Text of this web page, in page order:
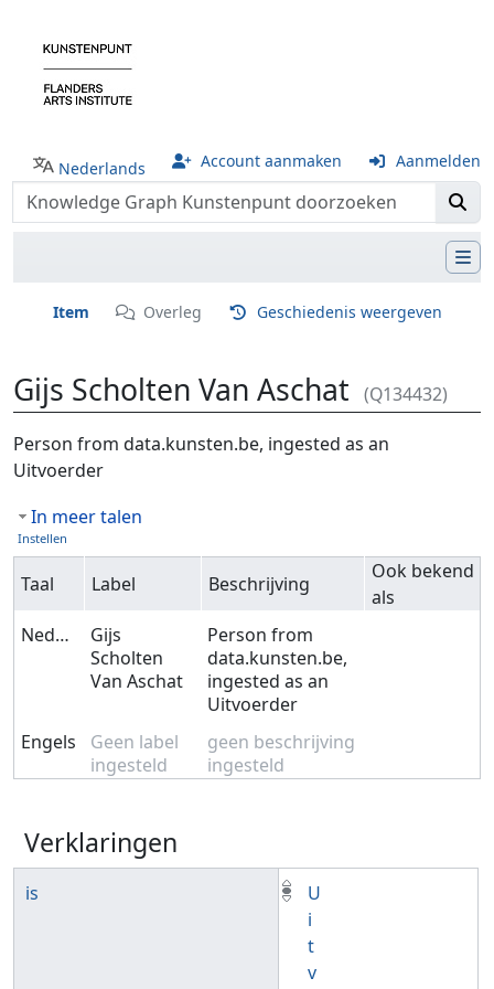
Nederlands Account aanmaken Aanmelden
Item Overleg Geschiedenis weergeven
Gijs Scholten Van Aschat (Q134432)
Ga naar:navigatie,zoeken
Person from data.kunsten.be, ingested as an
Uitvoerder
In meer talen
Instellen
Taal Label Beschrijving
Ook bekend
als
Nederlands
Gijs
Scholten
Van Aschat
Person from
data.kunsten.be,
ingested as an
Uitvoerder
Engels
Geen label
ingesteld
geen beschrijving
ingesteld
Verklaringen
is
U
i
t
v